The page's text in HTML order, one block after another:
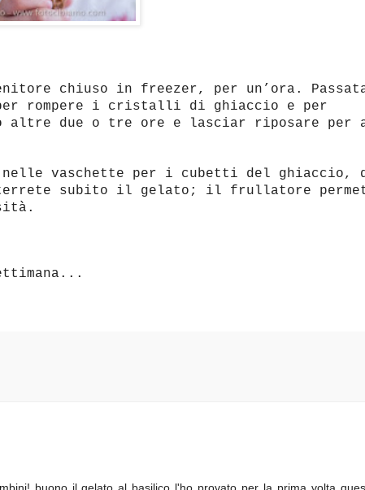
chiuso in freezer, per un’ora.
rompere i cristalli di ghiaccio e per
altre due o tre ore e lasciar riposare per
nelle vaschette per i cubetti del ghiaccio,
subito il gelato; il frullatore
buono il gelato al basilico l'ho provato per la prima volta